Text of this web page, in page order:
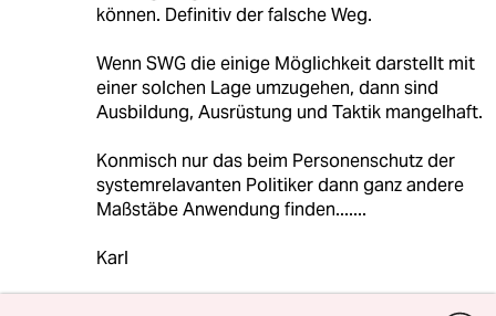
können. Definitiv der falsche Weg.
Wenn SWG die einige Möglichkeit darstellt mit
einer solchen Lage umzugehen, dann sind
Ausbildung, Ausrüstung und Taktik mangelhaft.
Konmisch nur das beim Personenschutz der
systemrelavanten Politiker dann ganz andere
Maßstäbe Anwendung finden.......
Karl